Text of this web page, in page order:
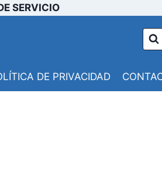
SERVICIO
DE PRIVACIDAD